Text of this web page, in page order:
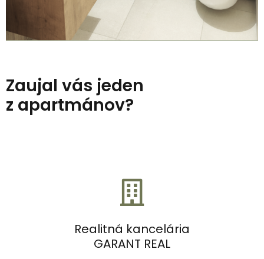
Zaujal vás jeden
z apartmánov?
Realitná kancelária
GARANT REAL